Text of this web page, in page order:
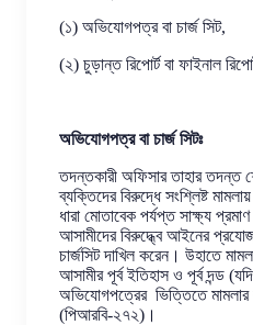
(১) অভিযোগপত্র বা চার্জ সিট,
(২) চুড়ান্ত রিপোর্ট বা ফাইনাল
অভিযোগপত্র বা চার্জ সিটঃ
তদন্তকারী অফিসার তাহার তদন্ত
ব্যক্তিদের বিরুদ্ধে সংশ্লিষ্ট
ধারা মোতাবেক পর্যপ্ত সাক্ষ্য
আসামীদের বিরুদ্ধ্বে আইনের
চার্জসিট দাখিল করেন। উহাতে
আসামীর পূর্ব ইতিহাস ও পূর্ব দন্ড
অভিযোগপত্রের ভিত্তিতে মামলার
(পিআরবি-২৭২)।